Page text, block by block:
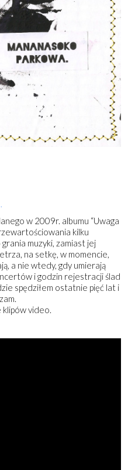
w 2009r. albumu “Uwaga
kilku
muzyki, zamiast jej
na setkę, w momencie,
a nie wtedy, gdy umierają
i godzin rejestracji ślad
spędziłem ostatnie pięć lat i
klipów video.